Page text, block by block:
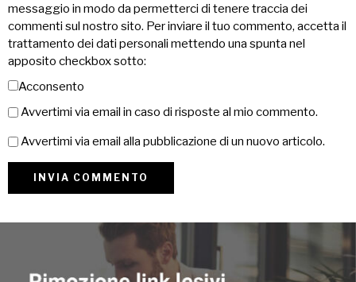
messaggio in modo da permetterci di tenere traccia dei
commenti sul nostro sito. Per inviare il tuo commento, accetta il
trattamento dei dati personali mettendo una spunta nel
apposito checkbox sotto:
Acconsento
Avvertimi via email in caso di risposte al mio commento.
Avvertimi via email alla pubblicazione di un nuovo articolo.